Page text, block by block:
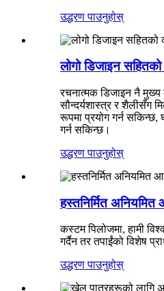
उद्धरण पाउनुहोस्
लोगो डिजाइन
रचनात्मक डिजाइन नै
सौन्दर्यशास्त्र र शैलीसँग
रूपमा प्रयोग गर्न सकिन्छ,
गर्न सकिन्छ।
उद्धरण पाउनुहोस्
हस्तनिर्मित
कस्टम पिलोजमा, हामी
गर्दैन तर तपाईंको विशेष
उद्धरण पाउनुहोस्